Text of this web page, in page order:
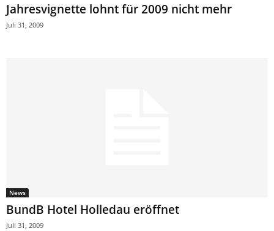
Jahresvignette lohnt für 2009 nicht mehr
Juli 31, 2009
News
BundB Hotel Holledau eröffnet
Juli 31, 2009